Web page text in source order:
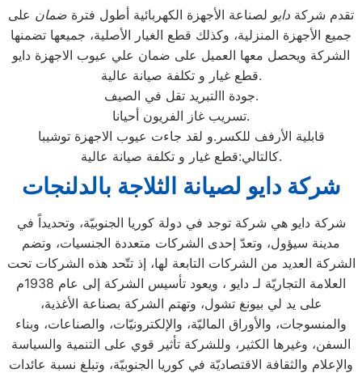
تقدم شركة دايو لصناعة الأجهزة الكهربائية أطول فترة ضمان على
جميع الأجهزة المنزلية، وكذلك قطع الغيار الأصلية، جميعها تضمنها
الشركة ويحصل معها العميل على ضمان علي عيوب الاجهزة دايو
قطع غيار و تكلفة صيانة عالية.
جودة االتبريد تقل في الصيف.
تسريب غاز الفريون أحيانا.
قابلية الأرفف للكسر.و لقد جاءت عيوب الاجهزة توشيبا
كالتالي:قطع غيار و تكلفة صيانة عالية.
شركة دايو لصيانة الثلاجة بالدلنجات
شركة دايو هي شركة توجد في دولة كوريا الجنوبيّة، وتحديداً في
مدينة سيؤول، وتعدّ إحدى الشركات متعددة الجنسيات، وتضم
الشركة العديد من الشركات التابعة لها، إذ تتّحد هذه الشركات تحت
العلامة التجاريّة لـ دايو ، ويعود تأسيس الشركة إلى عام 1938م
على يد لي بيونغ تشول، وتهتم الشركة بصناعة الأغذية،
والمنسوجات، والأوراق الماليّة، والإلكترونيّات، والصناعات، وبناء
السفن، وغيرها الكثير، وللشركة تأثير قوي على التنمية والسياسة
والإعلام والثقافة الاقتصاديّة في كوريا الجنوبيّة، وتبلغ نسبة عائدات